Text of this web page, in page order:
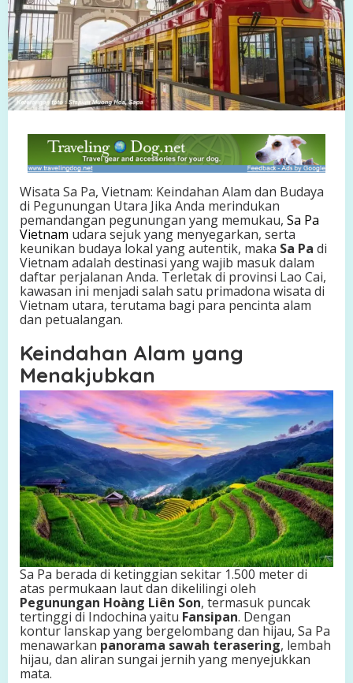
n
a
m
:
K
e
i
n
a
h
a
A
l
a
m
d
a
n
B
u
d
y
a
d
i
P
e
g
u
n
u
n
g
a
n
U
t
a
r
a
Wisata Sa Pa, Vietnam: Keindahan Alam dan Budaya
di Pegunungan Utara Jika Anda merindukan
pemandangan pegunungan yang memukau, Sa Pa
Vietnam udara sejuk yang menyegarkan, serta
keunikan budaya lokal yang autentik, maka Sa Pa di
Vietnam adalah destinasi yang wajib masuk dalam
daftar perjalanan Anda. Terletak di provinsi Lao Cai,
kawasan ini menjadi salah satu primadona wisata di
Vietnam utara, terutama bagi para pencinta alam
dan petualangan.
Keindahan Alam yang
Menakjubkan
Sa Pa berada di ketinggian sekitar 1.500 meter di
atas permukaan laut dan dikelilingi oleh
Pegunungan Hoàng Liên Son, termasuk puncak
tertinggi di Indochina yaitu Fansipan. Dengan
kontur lanskap yang bergelombang dan hijau, Sa Pa
menawarkan panorama sawah terasering, lembah
hijau, dan aliran sungai jernih yang menyejukkan
mata.